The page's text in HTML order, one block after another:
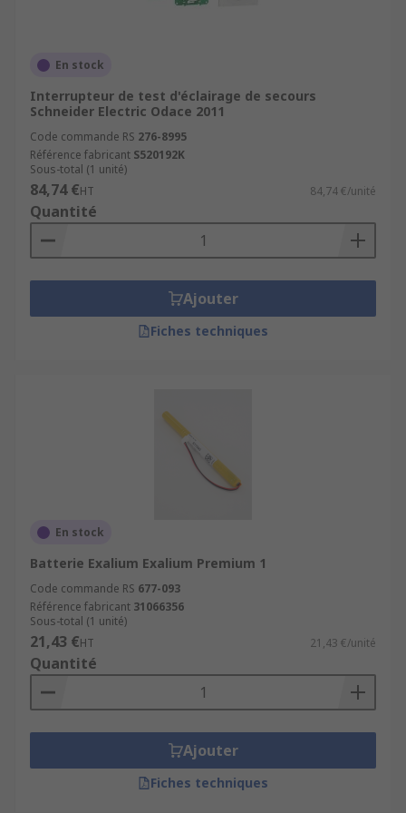
En stock
Interrupteur de test d'éclairage de secours
Schneider Electric Odace 2011
Code commande RS 276-8995
Référence fabricant S520192K
Sous-total (1 unité)
84,74 €HT 84,74 €/unité
Quantité
Ajouter
Fiches techniques
En stock
Batterie Exalium Exalium Premium 1
Code commande RS 677-093
Référence fabricant 31066356
Sous-total (1 unité)
21,43 €HT 21,43 €/unité
Quantité
Ajouter
Fiches techniques